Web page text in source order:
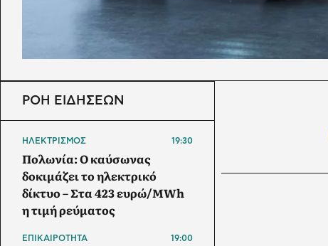
ΡΟΗ ΕΙΔΗΣΕΩΝ
ΗΛΕΚΤΡΙΣΜΟΣ 19:30
Πολωνία: Ο καύσωνας
δοκιμάζει το ηλεκτρικό
δίκτυο – Στα 423 ευρώ/MWh
η τιμή ρεύματος
ΕΠΙΚΑΙΡΟΤΗΤΑ 19:00